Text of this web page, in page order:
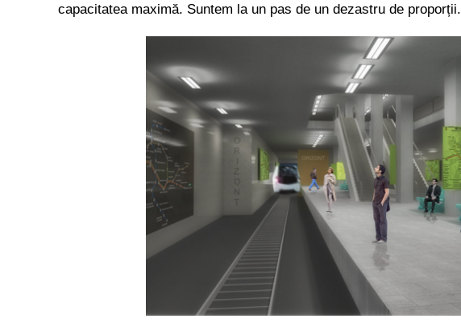
capacitatea maximă. Suntem la un pas de un dezastru de proporții.